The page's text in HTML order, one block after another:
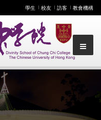
學生 校友 訪客 教會機構